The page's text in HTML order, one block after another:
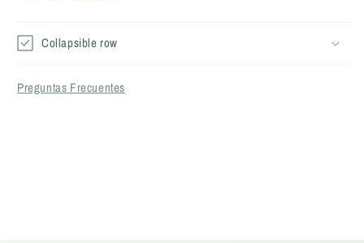
Collapsible row
Preguntas Frecuentes